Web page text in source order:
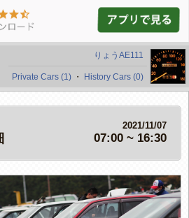
りょうAE111
Private Cars (1) ・ History Cars (0)
2021/11/07
07:00 ~ 16:30